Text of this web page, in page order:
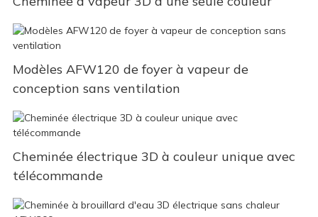
Modèles AFW120 de foyer à vapeur de
conception sans ventilation
Cheminée électrique 3D à couleur unique avec
télécommande